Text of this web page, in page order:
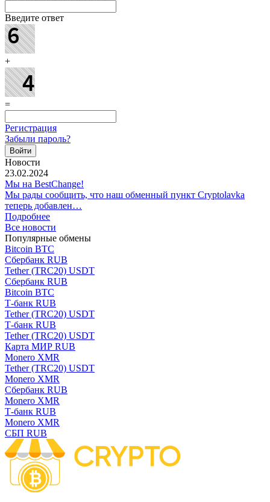
Введите ответ
+
=
Регистрация
Забыли пароль?
Новости
23.02.2024
Мы на BestChange!
Мы рады сообщить, что наш обменный пункт Cryptolavka
теперь добавлен…
Подробнее
Все новости
Популярные обмены
Bitcoin BTC
Сбербанк RUB
Tether (TRC20) USDT
Сбербанк RUB
Bitcoin BTC
Т-банк RUB
Tether (TRC20) USDT
Т-банк RUB
Tether (TRC20) USDT
Карта МИР RUB
Monero XMR
Tether (TRC20) USDT
Monero XMR
Сбербанк RUB
Monero XMR
Т-банк RUB
Monero XMR
СБП RUB